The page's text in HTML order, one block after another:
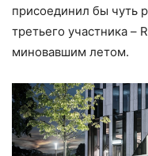
присоединил бы чуть
третьего участника –
миновавшим летом.